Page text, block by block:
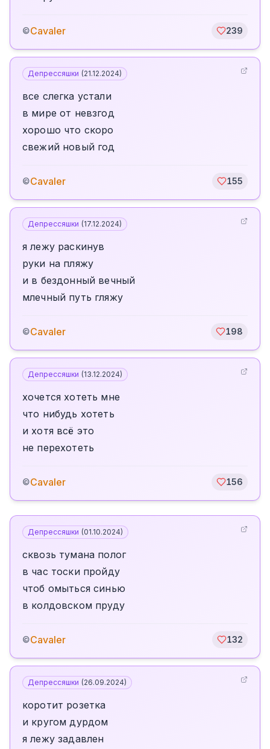
©Cavaler 239
Депрессяшки (21.12.2024)
все слегка устали
в мире от невзгод
хорошо что скоро
свежий новый год
©Cavaler 155
Депрессяшки (17.12.2024)
я лежу раскинув
руки на пляжу
и в бездонный вечный
млечный путь гляжу
©Cavaler 198
Депрессяшки (13.12.2024)
хочется хотеть мне
что нибудь хотеть
и хотя всё это
не перехотеть
©Cavaler 156
Депрессяшки (01.10.2024)
сквозь тумана полог
в час тоски пройду
чтоб омыться синью
в колдовском пруду
©Cavaler 132
Депрессяшки (26.09.2024)
коротит розетка
и кругом дурдом
я лежу задавлен